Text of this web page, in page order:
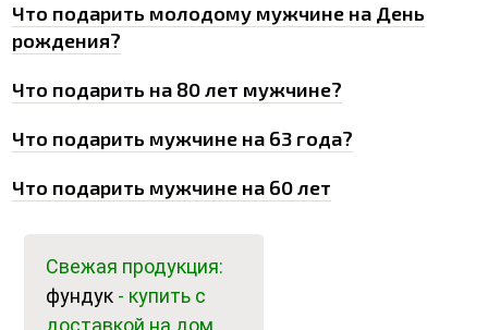
Что подарить молодому мужчине на День
рождения?
Что подарить на 80 лет мужчине?
Что подарить мужчине на 63 года?
Что подарить мужчине на 60 лет
Свежая продукция:
фундук - купить с
доставкой на дом.